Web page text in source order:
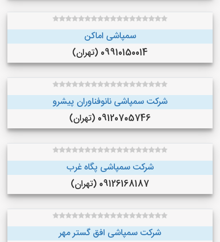
سمپاشی اماکن
09910150014 (تهران)
شرکت سمپاشی نانوفناوران پیشرو
09120705746 (تهران)
شرکت سمپاشی پگاه غرب
09126168187 (تهران)
شرکت سمپاشی افق گستر مهر